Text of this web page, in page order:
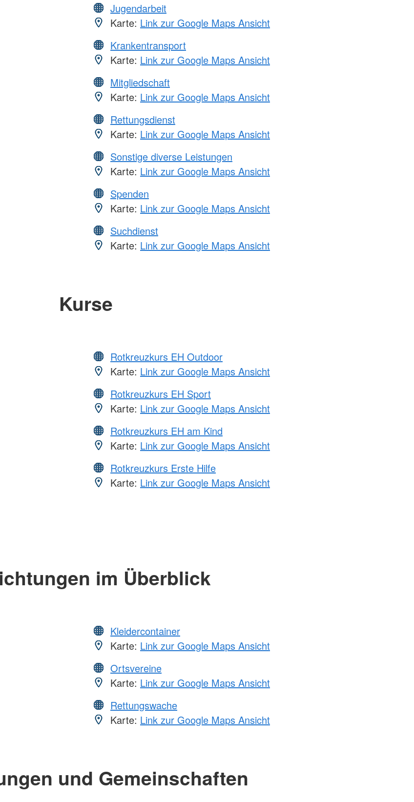
Jugendarbeit
Karte: Link zur Google Maps Ansicht
Krankentransport
Karte: Link zur Google Maps Ansicht
Mitgliedschaft
Karte: Link zur Google Maps Ansicht
Rettungsdienst
Karte: Link zur Google Maps Ansicht
Sonstige diverse Leistungen
Karte: Link zur Google Maps Ansicht
Spenden
Karte: Link zur Google Maps Ansicht
Suchdienst
Karte: Link zur Google Maps Ansicht
Kurse
Rotkreuzkurs EH Outdoor
Karte: Link zur Google Maps Ansicht
Rotkreuzkurs EH Sport
Karte: Link zur Google Maps Ansicht
Rotkreuzkurs EH am Kind
Karte: Link zur Google Maps Ansicht
Rotkreuzkurs Erste Hilfe
Karte: Link zur Google Maps Ansicht
im Überblick
Kleidercontainer
Karte: Link zur Google Maps Ansicht
Ortsvereine
Karte: Link zur Google Maps Ansicht
Rettungswache
Karte: Link zur Google Maps Ansicht
und Gemeinschaften